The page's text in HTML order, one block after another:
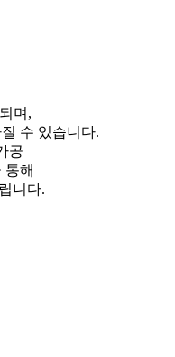
며,
수 있습니다.
공
통해
니다.